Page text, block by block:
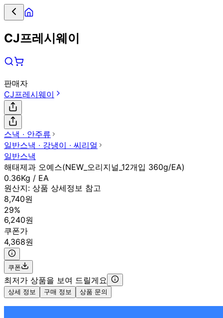
CJ프레시웨이
판매자
CJ프레시웨이
스낵 ∙ 안주류
일반스낵 ∙ 강냉이 ∙ 씨리얼
일반스낵
해태제과 오예스(NEW_오리지널_12개입 360g/EA)
0.36Kg / EA
원산지: 상품 상세정보 참고
8,740원
29%
6,240원
쿠폰가
4,368원
쿠폰
최저가 상품을 보여 드릴게요
상세 정보 구매 정보 상품 문의